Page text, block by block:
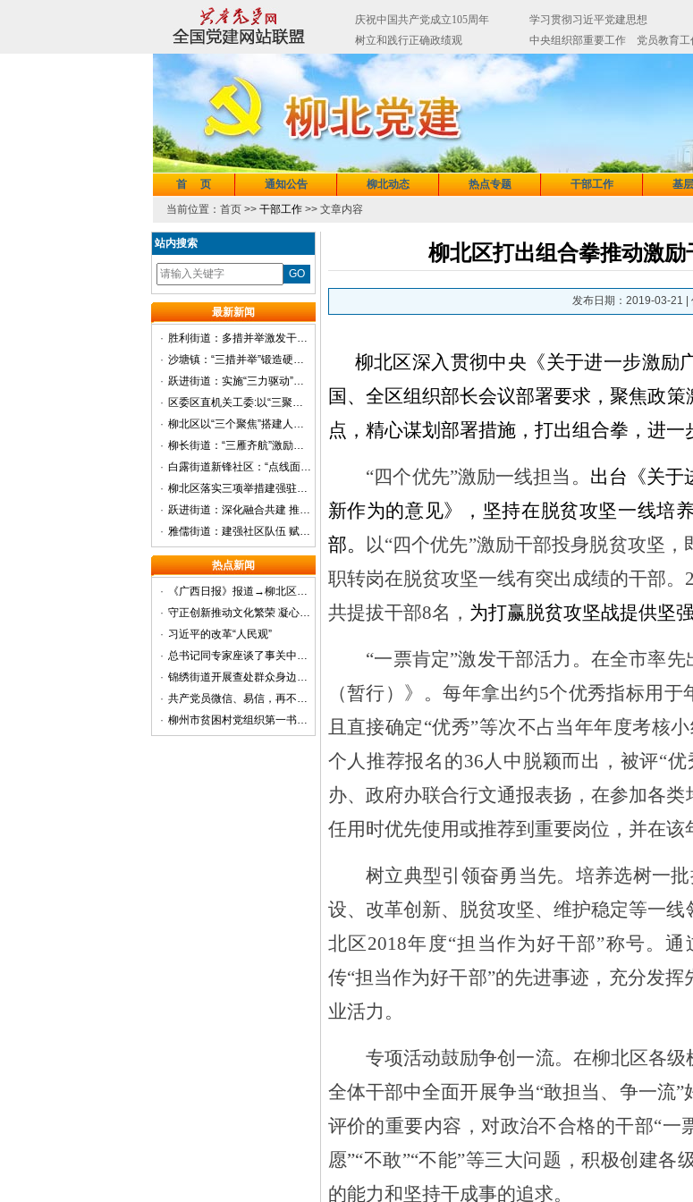
首 页 通知公告 柳北动态 热点专题 干部工作 基
当前位置：首页 >> 干部工作>> 文章内容
站内搜索
最新新闻
·
胜利街道：多措并举激发干部担当作为
·
沙塘镇：“三措并举”锻造硬核干部队伍
·
跃进街道：实施“三力驱动”机制 激励党员干部担当作为
·
区委区直机关工委:以“三聚力”加强 机关党员队伍建设
·
柳北区以“三个聚焦”搭建人才发展新平台
·
柳长街道：“三雁齐航”激励干部担当作为
·
白露街道新锋社区：“点线面”多维发力 抓实党员队伍建设
·
柳北区落实三项举措建强驻村工作队伍
·
跃进街道：深化融合共建 推动清廉社区建设提质增效
·
雅儒街道：建强社区队伍 赋能基层治理
热点新闻
·
《广西日报》报道→柳北区：种出谷子 不愁销
·
守正创新推动文化繁荣 凝心聚力建设壮美广西——党的十八大以来广西宣传思想文化工作亮点述评
· 习近平的改革“人民观”
·
总书记同专家座谈了事关中国未来的重大问题
·
锦绣街道开展查处群众身边的“四风”和腐败问题主题宣传活动
·
共产党员微信、易信，再不订阅你就OUT啦！
·
柳州市贫困村党组织第一书记（乡村工作队）管理办公室领导到柳北区检查调研
柳北区打出组合拳推动激
发布日期：2019-03-21
柳北区深入贯彻中央《关于进一步激励
国 、全区组织部长会议部署要求， 聚焦政策
点 ，精心谋划部署措施， 打出组合拳，进一
“四个优先”激励一线担当。 出台《关于
新作为的意见》，坚持在脱贫攻坚一线培
部。
以“四个优先”激励干部投身脱贫攻坚
职转岗在脱贫攻坚一线有突出成绩的干部
共提拔干部8名， 为打赢脱贫攻坚战提供坚
“一票肯定”激发干部活力。 在全市率先
（暂行）》 。每年拿出约5个优秀指标用于
且直接确定“优秀”等次不占当年年度考核小
个人推荐报名的36人中脱颖而出，被评“优
办、政府办联合行文通报表扬，在参加各类
任用时优先使用或推荐到重要岗位 ，并在该
树立典型引领奋勇当先。 培养选树一批
设、改革创新、脱贫攻坚、维护稳定等一
北区2018年度“担当作为好干部”称号。通
传“担当作为好干部”的先进事迹， 充分发挥
业活力。
专项活动鼓励争创一流。 在柳北区各级
全体干部中全面开展争当“敢担当、争一流”
评价的重要内容，对政治不合格的干部“一
愿”“不敢”“不能”等三大问题 ，积极创建各
的能力和坚持干成事的追求。